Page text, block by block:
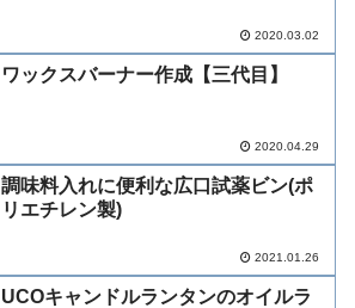
2020.03.02
ワックスバーナー作成【三代目】
2020.04.29
調味料入れに便利な広口試薬ビン(ポ
リエチレン製)
2021.01.26
UCOキャンドルランタンのオイルラ